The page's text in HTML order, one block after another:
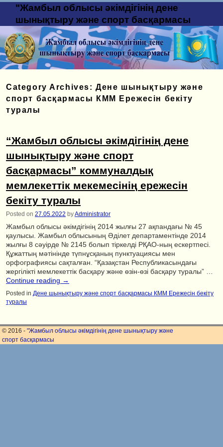
"Жамбыл облысы әкімдігінің дене
шынықтыру және спорт басқармасы
Category Archives:Дене шынықтыру және
спорт басқармасы КММ Ережесін бекіту
туралы
“Жамбыл облысы әкімдігінің дене
шынықтыру және спорт
басқармасы” коммуналдық
мемлекеттік мекемесінің ережесін
бекіту туралы
Posted on 27.05.2022 byAdministrator
Жамбыл облысы әкімдігінің 2014 жылғы 27 ақпандағы № 45
қаулысы. Жамбыл облысының Әділет департаментінде 2014
жылғы 8 сәуірде № 2145 болып тіркелді РҚАО-ның ескертпесі.
Құжаттың мәтінінде түпнұсқаның пунктуациясы мен
орфографиясы сақталған. “Қазақстан Республикасындағы
жергілікті мемлекеттік басқару және өзін-өзі басқару туралы” …
Continue reading →
Posted in Дене шынықтыру және спорт басқармасы КММ Ережесін бекіту
туралы
© 2016 - "Жамбыл облысы әкімдігінің дене шынықтыру және
спорт басқармасы